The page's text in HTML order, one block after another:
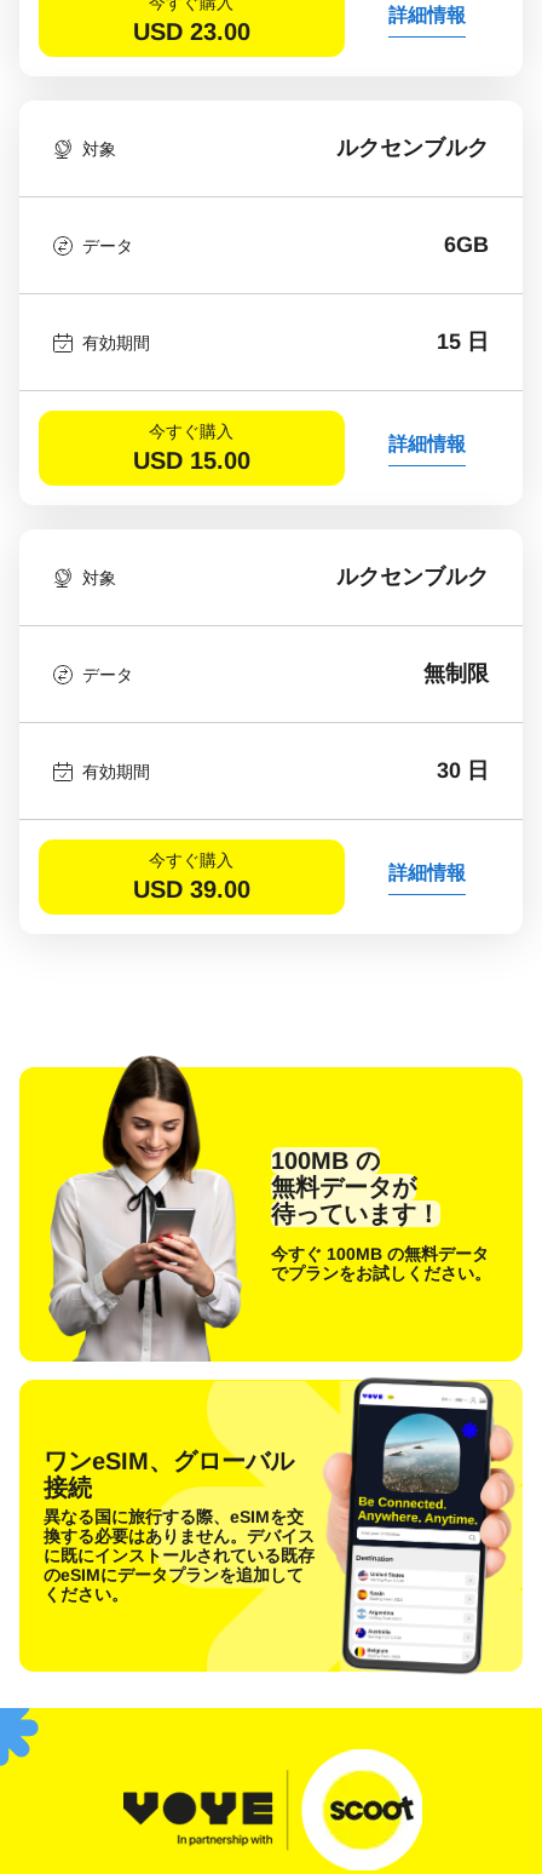
USD 23.00
詳細情報
対象 ルクセンブルク
データ 6GB
有効期間 15 日
今すぐ購入
USD 15.00
詳細情報
対象 ルクセンブルク
データ 無制限
有効期間 30 日
今すぐ購入
USD 39.00
詳細情報
100MB の
無料データが
待っています！
今すぐ 100MB の無料データ
でプランをお試しください。
ワンeSIM、グローバル
接続
異なる国に旅行する際、eSIMを交
換する必要はありません。デバイス
に既にインストールされている既存
のeSIMにデータプランを追加して
ください。